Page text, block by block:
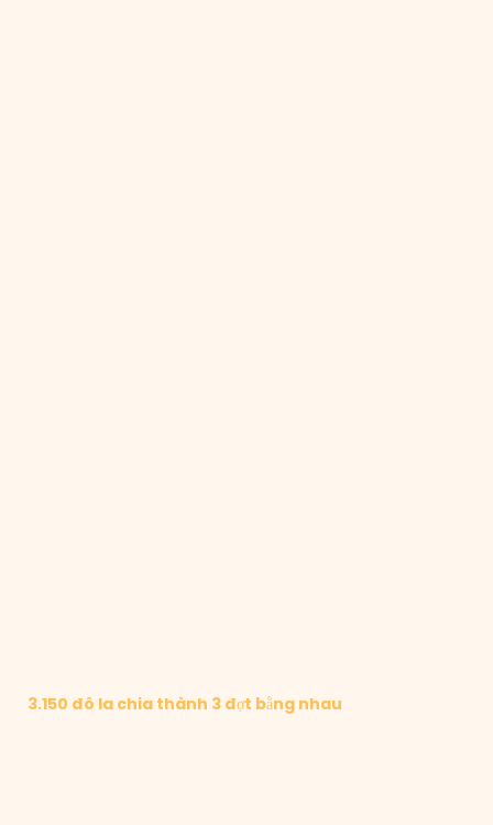
3.150 đô la chia thành 3 đợt bằng nhau